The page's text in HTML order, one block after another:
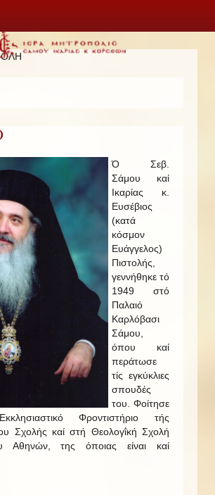
Ό Σεβ.
Σάμου καί
Ικαρίας κ.
Ευσέβιος
(κατά
κόσμον
Ευάγγελος)
Πιστολής,
γεννήθηκε τό
1949 στό
Παλαιό
Καρλόβασι
Σάμου,
όπου καί
περάτωσε
τίς εγκύκλιες
σπουδές
του. Φοίτησε
Φροντιστήριο τής
Σχολής καί στή Θεολογΐκή Σχολή
Αθηνών, της όποιας είναι καί